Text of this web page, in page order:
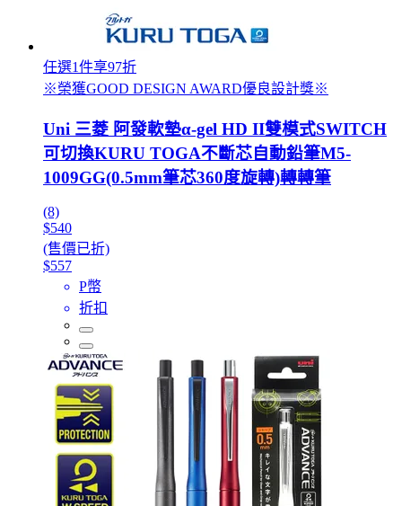
任選1件享97折
※榮獲GOOD DESIGN AWARD優良設計獎※
Uni 三菱 阿發軟墊α-gel HD II雙模式SWITCH
可切換KURU TOGA不斷芯自動鉛筆M5-
1009GG(0.5mm筆芯360度旋轉)轉轉筆
(8)
$540
(售價已折)
$557
P幣
折扣